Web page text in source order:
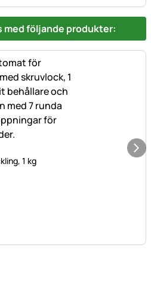
med följande produkter:
1 kg